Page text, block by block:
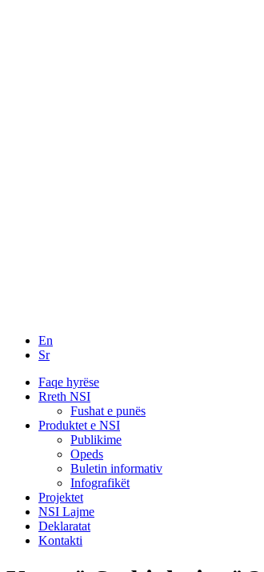
En
Sr
Faqe hyrëse
Rreth NSI
Fushat e punës
Produktet e NSI
Publikime
Opeds
Buletin informativ
Infografikët
Projektet
NSI Lajme
Deklaratat
Kontakti